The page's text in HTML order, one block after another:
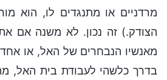
מרדניים או מתנגדים לו, הוא
הצודק.) זה נכון. לא משנה אם
מאנשיו הנבחרים של האל, או
בדרך כלשהי לעבודת בית האל,